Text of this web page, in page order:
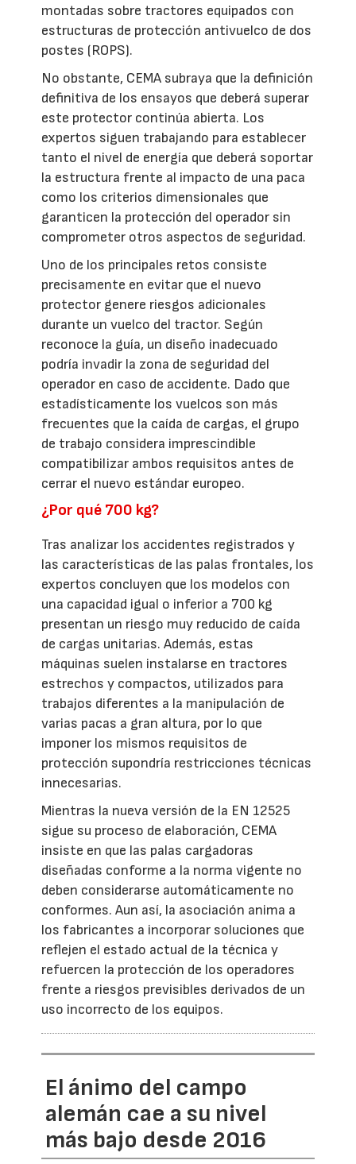
montadas sobre tractores equipados con
estructuras de protección antivuelco de dos
postes (ROPS).
No obstante, CEMA subraya que la definición
definitiva de los ensayos que deberá superar
este protector continúa abierta. Los
expertos siguen trabajando para establecer
tanto el nivel de energía que deberá soportar
la estructura frente al impacto de una paca
como los criterios dimensionales que
garanticen la protección del operador sin
comprometer otros aspectos de seguridad.
Uno de los principales retos consiste
precisamente en evitar que el nuevo
protector genere riesgos adicionales
durante un vuelco del tractor. Según
reconoce la guía, un diseño inadecuado
podría invadir la zona de seguridad del
operador en caso de accidente. Dado que
estadísticamente los vuelcos son más
frecuentes que la caída de cargas, el grupo
de trabajo considera imprescindible
compatibilizar ambos requisitos antes de
cerrar el nuevo estándar europeo.
¿Por qué 700 kg?
Tras analizar los accidentes registrados y
las características de las palas frontales, los
expertos concluyen que los modelos con
una capacidad igual o inferior a 700 kg
presentan un riesgo muy reducido de caída
de cargas unitarias. Además, estas
máquinas suelen instalarse en tractores
estrechos y compactos, utilizados para
trabajos diferentes a la manipulación de
varias pacas a gran altura, por lo que
imponer los mismos requisitos de
protección supondría restricciones técnicas
innecesarias.
Mientras la nueva versión de la EN 12525
sigue su proceso de elaboración, CEMA
insiste en que las palas cargadoras
diseñadas conforme a la norma vigente no
deben considerarse automáticamente no
conformes. Aun así, la asociación anima a
los fabricantes a incorporar soluciones que
reflejen el estado actual de la técnica y
refuercen la protección de los operadores
frente a riesgos previsibles derivados de un
uso incorrecto de los equipos.
El ánimo del campo
alemán cae a su nivel
más bajo desde 2016